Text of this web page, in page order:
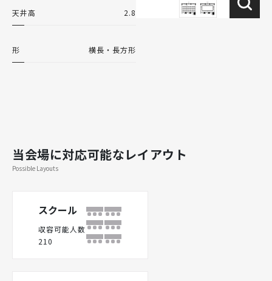
天井高 2.8
形 横長・長方形
当会場に対応可能なレイアウト
Possible Layouts
スクール
収容可能人数
210